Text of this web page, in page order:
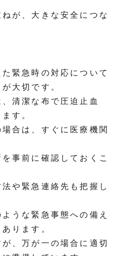
が、大きな安全につな
緊急時の対応について
大切です。
清潔な布で圧迫止血
す。
合は、すぐに医療機関
事前に確認しておくこ
や緊急連絡先も把握し
うな緊急事態への備え
ります。
、万が一の場合に適切